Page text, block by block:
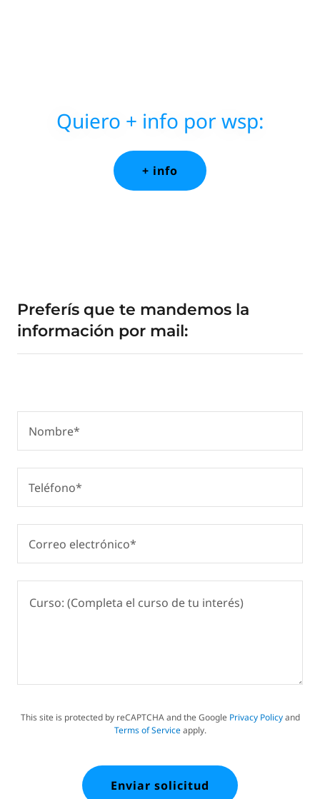
Quiero + info por wsp:
+ info
Preferís que te mandemos la
información por mail:
Nombre*
Teléfono*
Correo electrónico*
This site is protected by reCAPTCHA and the Google Privacy Policyand
Terms of Serviceapply.
Enviar solicitud